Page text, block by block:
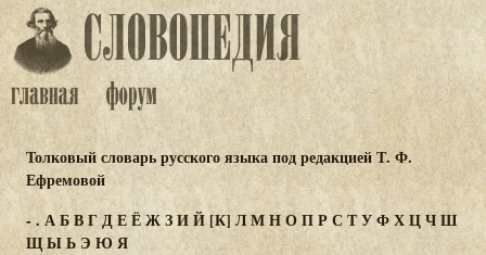
Толковый словарь русского языка под редакцией Т. Ф.
Ефремовой
- . АБВГДЕЁЖЗИЙ [К] ЛМНОПРС ТУФХЦЧШ
ЩЫЬЭ ЮЯ